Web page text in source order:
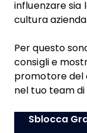
influenzare sia
cultura
Per questo
consigli e
promotore del
nel tuo team
Sblocca